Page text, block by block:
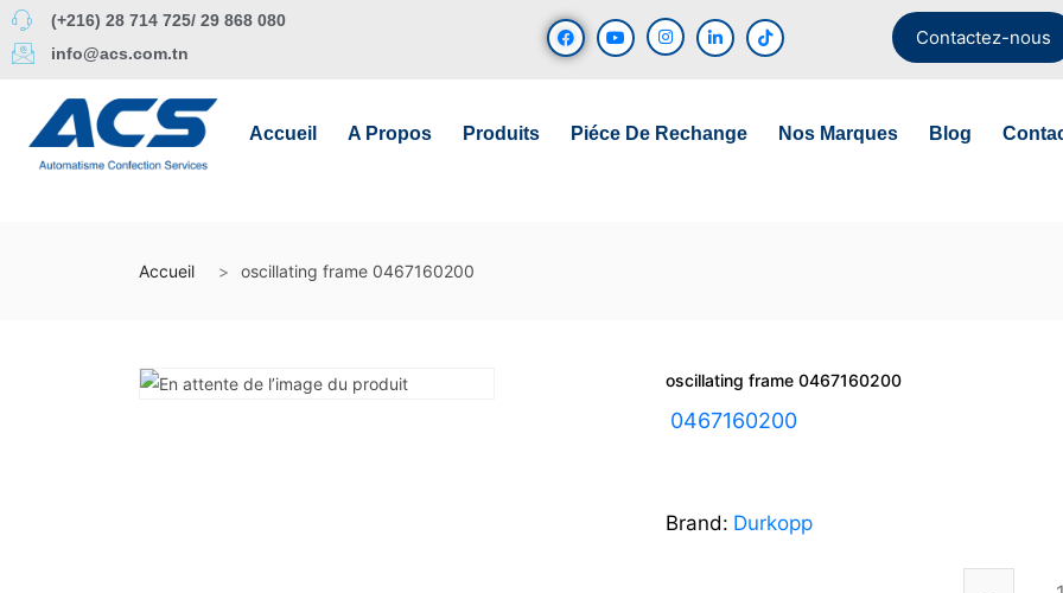
(+216) 28 714 725/ 29 868 080
info@acs.com.tn
Contactez-nous
Accueil A Propos Produits Piéce De Rechange Nos Marques Blog
Accueil oscillating frame 0467160200
oscillating frame 0467160200
0467160200
Brand: Durkopp